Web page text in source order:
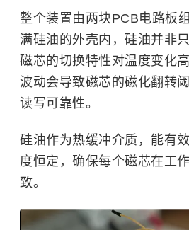
整个装置由两块PCB电路板
满硅油的外壳内，硅油并非
磁芯的切换特性对温度变化
波动会导致磁芯的磁化翻转
读写可靠性。
硅油作为热缓冲介质，能有
度恒定，确保每个磁芯在工
致。